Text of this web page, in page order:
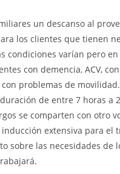
un descanso al
los clientes que tienen
condiciones varían pero
con demencia, ACV,
problemas de
de entre 7 horas a
se comparten con otro
extensiva para el
sobre las necesidades de